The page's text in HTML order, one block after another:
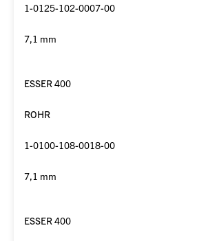
1-0125-102-0007-00
7,1 mm
ESSER 400
ROHR
1-0100-108-0018-00
7,1 mm
ESSER 400